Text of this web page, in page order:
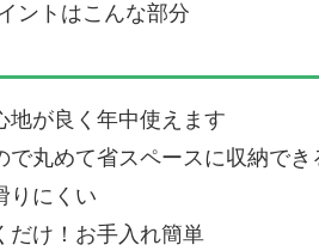
ントはこんな部分
地が良く年中使えます
で丸めて省スペースに収納でき
りにくい
だけ！お手入れ簡単